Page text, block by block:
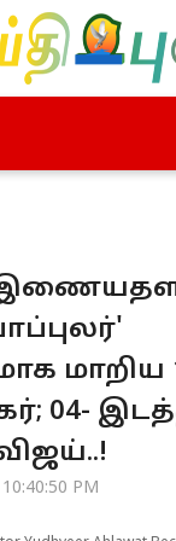
மாறிய
04-
PM